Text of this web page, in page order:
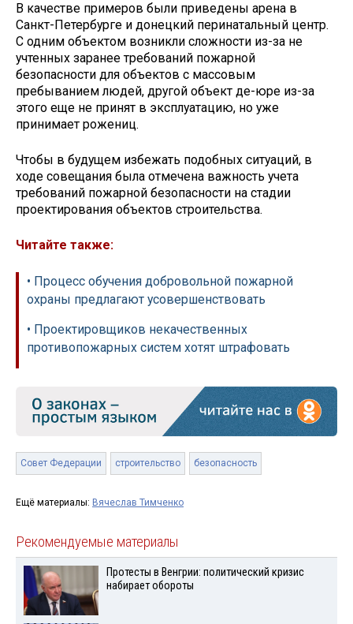
В качестве примеров были приведены арена в
Санкт-Петербурге и донецкий перинатальный центр.
С одним объектом возникли сложности из-за не
учтенных заранее требований пожарной
безопасности для объектов с массовым
пребыванием людей, другой объект де-юре из-за
этого еще не принят в эксплуатацию, но уже
принимает рожениц.
Чтобы в будущем избежать подобных ситуаций, в
ходе совещания была отмечена важность учета
требований пожарной безопасности на стадии
проектирования объектов строительства.
Читайте также:
• Процесс обучения добровольной пожарной
охраны предлагают усовершенствовать
• Проектировщиков некачественных
противопожарных систем хотят штрафовать
Совет Федерации строительство безопасность
Ещё материалы: Вячеслав Тимченко
Рекомендуемые материалы
Протесты в Венгрии: политический кризис
набирает обороты